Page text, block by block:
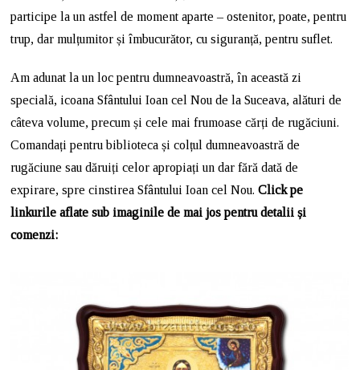
participe la un astfel de moment aparte – ostenitor, poate, pentru
trup, dar mulțumitor și îmbucurător, cu siguranță, pentru suflet.
Am adunat la un loc pentru dumneavoastră, în această zi
specială, icoana Sfântului Ioan cel Nou de la Suceava, alături de
câteva volume, precum și cele mai frumoase cărți de rugăciuni.
Comandați pentru biblioteca și colțul dumneavoastră de
rugăciune sau dăruiți celor apropiați un dar fără dată de
expirare, spre cinstirea Sfântului Ioan cel Nou.Click pe
linkurile aflate sub imaginile de mai jos pentru detalii și
comenzi: